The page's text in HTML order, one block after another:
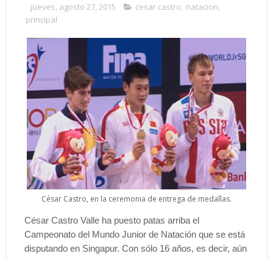
jueves, agosto 27, 2015 cesar castro, natacion,
principal
César Castro, en la ceremonia de entrega de medallas.
César Castro Valle ha puesto patas arriba el
Campeonato del Mundo Junior de Natación que se está
disputando en Singapur. Con sólo 16 años, es decir, aún